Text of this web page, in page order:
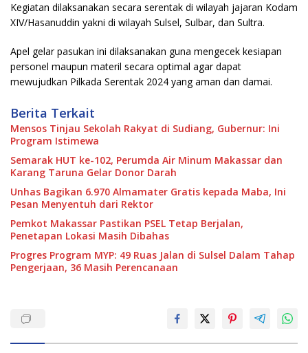
Kegiatan dilaksanakan secara serentak di wilayah jajaran Kodam
XIV/Hasanuddin yakni di wilayah Sulsel, Sulbar, dan Sultra.
Apel gelar pasukan ini dilaksanakan guna mengecek kesiapan
personel maupun materil secara optimal agar dapat
mewujudkan Pilkada Serentak 2024 yang aman dan damai.
Berita Terkait
Mensos Tinjau Sekolah Rakyat di Sudiang, Gubernur: Ini
Program Istimewa
Semarak HUT ke-102, Perumda Air Minum Makassar dan
Karang Taruna Gelar Donor Darah
Unhas Bagikan 6.970 Almamater Gratis kepada Maba, Ini
Pesan Menyentuh dari Rektor
Pemkot Makassar Pastikan PSEL Tetap Berjalan,
Penetapan Lokasi Masih Dibahas
Progres Program MYP: 49 Ruas Jalan di Sulsel Dalam Tahap
Pengerjaan, 36 Masih Perencanaan